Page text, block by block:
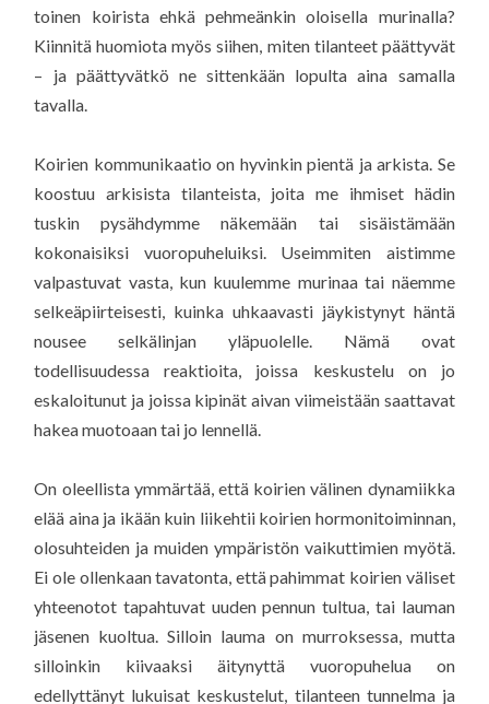
toinen koirista ehkä pehmeänkin oloisella murinalla?
Kiinnitä huomiota myös siihen, miten tilanteet päättyvät
– ja päättyvätkö ne sittenkään lopulta aina samalla
tavalla.
Koirien kommunikaatio on hyvinkin pientä ja arkista. Se
koostuu arkisista tilanteista, joita me ihmiset hädin
tuskin pysähdymme näkemään tai sisäistämään
kokonaisiksi vuoropuheluiksi. Useimmiten aistimme
valpastuvat vasta, kun kuulemme murinaa tai näemme
selkeäpiirteisesti, kuinka uhkaavasti jäykistynyt häntä
nousee selkälinjan yläpuolelle. Nämä ovat
todellisuudessa reaktioita, joissa keskustelu on jo
eskaloitunut ja joissa kipinät aivan viimeistään saattavat
hakea muotoaan tai jo lennellä.
On oleellista ymmärtää, että koirien välinen dynamiikka
elää aina ja ikään kuin liikehtii koirien hormonitoiminnan,
olosuhteiden ja muiden ympäristön vaikuttimien myötä.
Ei ole ollenkaan tavatonta, että pahimmat koirien väliset
yhteenotot tapahtuvat uuden pennun tultua, tai lauman
jäsenen kuoltua. Silloin lauma on murroksessa, mutta
silloinkin kiivaaksi äitynyttä vuoropuhelua on
edellyttänyt lukuisat keskustelut, tilanteen tunnelma ja